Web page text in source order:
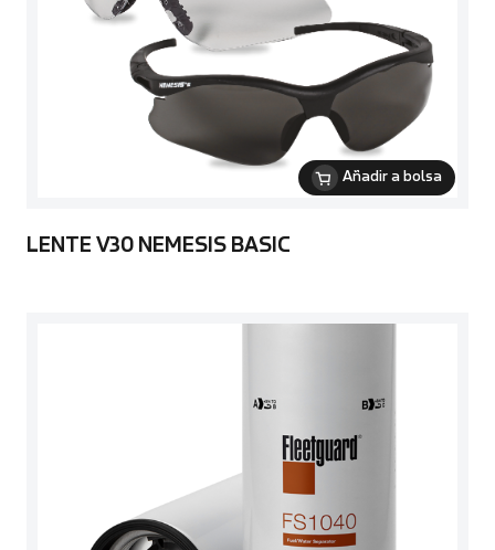
Añadir a bolsa
LENTE V30 NEMESIS BASIC